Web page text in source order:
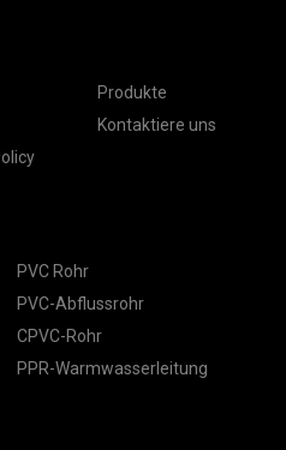
Produkte
Kontaktiere uns
PVC Rohr
PVC-Abflussrohr
CPVC-Rohr
PPR-Warmwasserleitung